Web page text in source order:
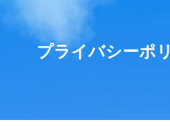
プライバシーポ